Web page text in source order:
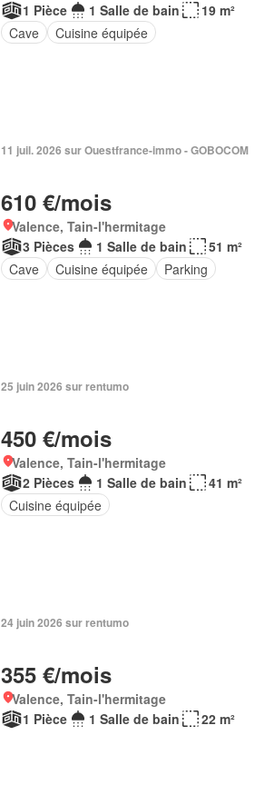
1 Pièce
1 Salle de bain
19 m²
Cave
Cuisine équipée
11 juil. 2026 sur Ouestfrance-immo - GOBOCOM
610 €/mois
Valence, Tain-l'hermitage
3 Pièces
1 Salle de bain
51 m²
Cave
Cuisine équipée Parking
25 juin 2026 sur rentumo
450 €/mois
Valence, Tain-l'hermitage
2 Pièces
1 Salle de bain
41 m²
Cuisine équipée
24 juin 2026 sur rentumo
355 €/mois
Valence, Tain-l'hermitage
1 Pièce
1 Salle de bain 22 m²